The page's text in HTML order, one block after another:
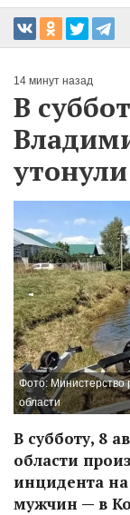
14 минут назад
В
Фото: Министерство
области
В субботу, 8
области
инцидента
мужчин — в